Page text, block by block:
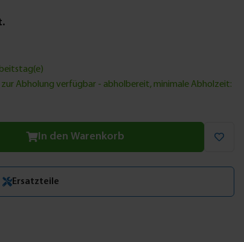
zur Abholung verfügbar - abholbereit, minimale Abholzeit:
ein oder benutze die Schaltflächen um die Anzahl
In den Warenkorb
Ersatzteile